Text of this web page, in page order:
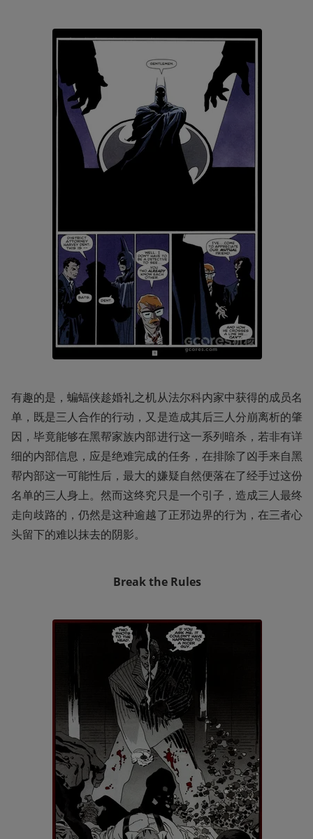
有趣的是，蝙蝠侠趁婚礼之机从法尔科内家中获得的成员名
单，既是三人合作的行动，又是造成其后三人分崩离析的肇
因，毕竟能够在黑帮家族内部进行这一系列暗杀，若非有详
细的内部信息，应是绝难完成的任务，在排除了凶手来自黑
帮内部这一可能性后，最大的嫌疑自然便落在了经手过这份
名单的三人身上。然而这终究只是一个引子，造成三人最终
走向歧路的，仍然是这种逾越了正邪边界的行为，在三者心
头留下的难以抹去的阴影。
Break the Rules